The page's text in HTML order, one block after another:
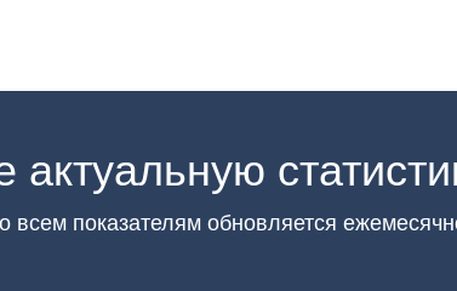
актуальную
показателям обновляется